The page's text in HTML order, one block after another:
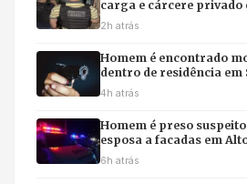
carga e cárcere privado
2h atrás
Homem é encontrado
dentro de residência em
4h atrás
Homem é preso
esposa a facadas em
6h atrás